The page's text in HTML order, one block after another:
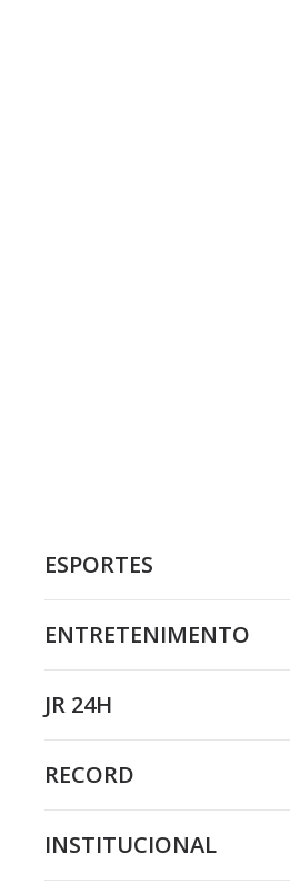
ESPORTES
ENTRETENIMENTO
JR 24H
RECORD
INSTITUCIONAL